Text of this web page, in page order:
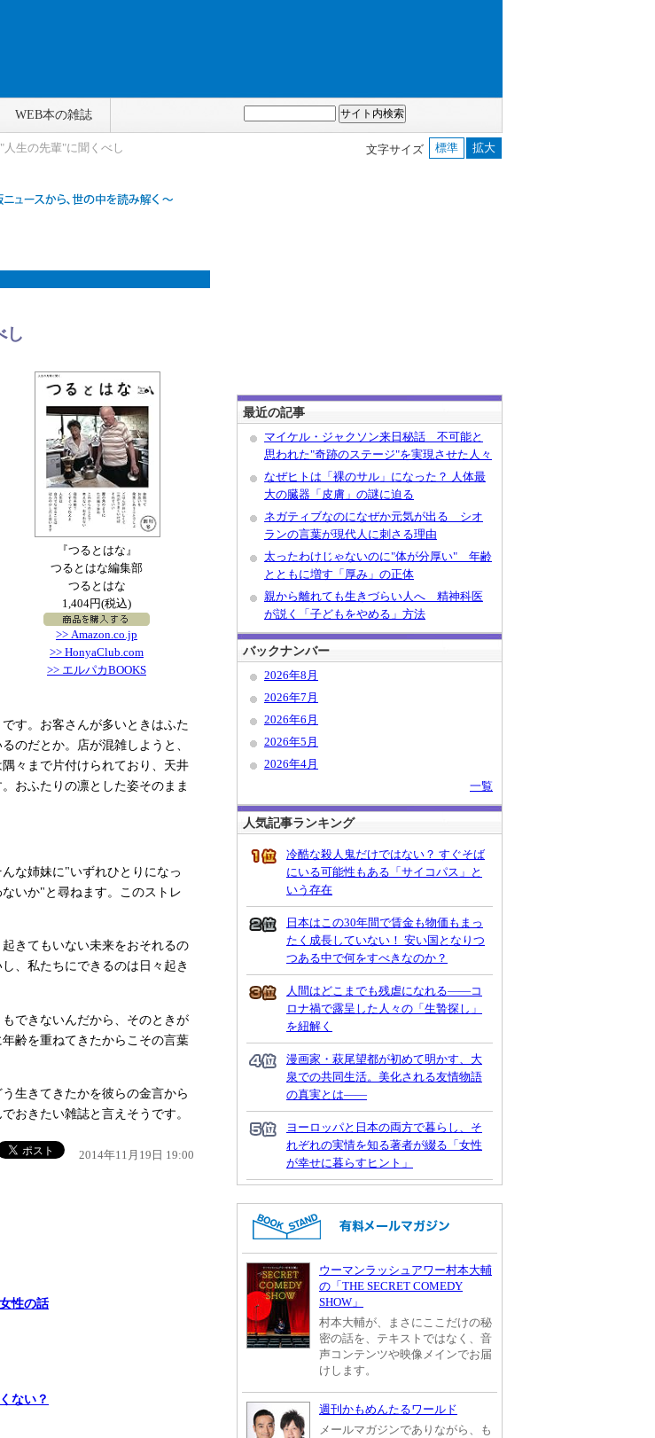
WEB本の雑誌
文字サイズ 標準 拡大
生の先輩"に聞くべし
し
『つるとはな』
つるとはな編集部
つるとはな
1,404円(税込)
>> Amazon.co.jp
>> HonyaClub.com
>> エルパカBOOKS
す。お客さんが多いときはふた
のだとか。店が混雑しようと、
々まで片付けられており、天井
おふたりの凛とした姿そのまま
な姉妹に"いずれひとりになっ
いか"と尋ねます。このストレ
きてもいない未来をおそれるの
、私たちにできるのは日々起き
できないんだから、そのときが
齢を重ねてきたからこその言葉
生きてきたかを彼らの金言から
おきたい雑誌と言えそうです。
2014年11月19日 19:00
性の話
ない？
最近の記事
マイケル・ジャクソン来日秘話 不可能と
思われた"奇跡のステージ"を実現させた人々
なぜヒトは「裸のサル」になった？ 人体最
大の臓器「皮膚」の謎に迫る
ネガティブなのになぜか元気が出る シオ
ランの言葉が現代人に刺さる理由
太ったわけじゃないのに"体が分厚い" 年齢
とともに増す「厚み」の正体
親から離れても生きづらい人へ 精神科医
が説く「子どもをやめる」方法
バックナンバー
2026年8月
2026年7月
2026年6月
2026年5月
2026年4月
一覧
人気記事ランキング
冷酷な殺人鬼だけではない？ すぐそば
にいる可能性もある「サイコパス」と
いう存在
日本はこの30年間で賃金も物価もまっ
たく成長していない！ 安い国となりつ
つある中で何をすべきなのか？
人間はどこまでも残虐になれる――コ
ロナ禍で露呈した人々の「生贄探し」
を紐解く
漫画家・萩尾望都が初めて明かす、大
泉での共同生活。美化される友情物語
の真実とは――
ヨーロッパと日本の両方で暮らし、そ
れぞれの実情を知る著者が綴る「女性
が幸せに暮らすヒント」
ウーマンラッシュアワー村本大輔
の「THE SECRET COMEDY
SHOW」
村本大輔が、まさにここだけの秘
密の話を、テキストではなく、音
声コンテンツや映像メインでお届
けします。
週刊かもめんたるワールド
メールマガジンでありながら、も